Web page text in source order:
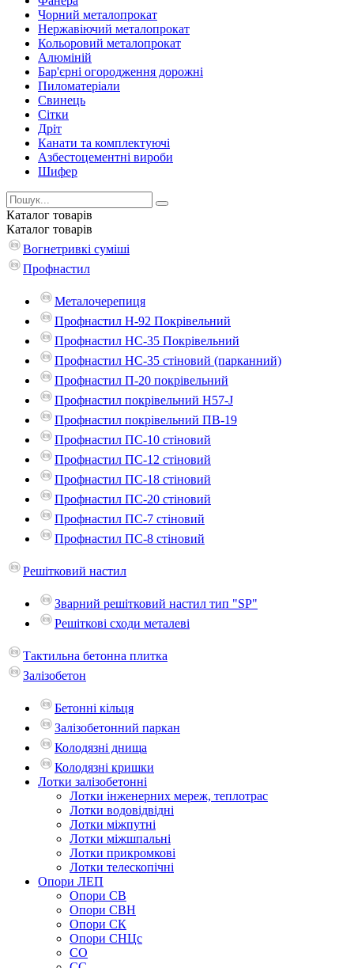
Чорний металопрокат
Нержавіючий металопрокат
Кольоровий металопрокат
Алюміній
Бар'єрні огородження дорожні
Пиломатеріали
Cвинець
Сітки
Дріт
Канати та комплектуючі
Азбестоцементні вироби
Шифер
Каталог товарів
Каталог товарів
Вогнетривкі суміші
Профнастил
Металочерепиця
Профнастил Н-92 Покрівельний
Профнастил НС-35 Покрівельний
Профнастил НС-35 стіновий (парканний)
Профнастил П-20 покрівельний
Профнастил покрівельний H57-J
Профнастил покрівельний ПВ-19
Профнастил ПС-10 стіновий
Профнастил ПС-12 стіновий
Профнастил ПС-18 стіновий
Профнастил ПС-20 стіновий
Профнастил ПС-7 стіновий
Профнастил ПС-8 стіновий
Решітковий настил
Зварний решітковий настил тип "SP"
Решіткові сходи металеві
Тактильна бетонна плитка
Залізобетон
Бетонні кільця
Залізобетонний паркан
Колодязні днища
Колодязні кришки
Лотки залізобетонні
Лотки інженерних мереж, теплотрас
Лотки водовідвідні
Лотки міжпутні
Лотки міжшпальні
Лотки прикромкові
Лотки телескопічні
Опори ЛЕП
Опори СВ
Опори СВН
Опори СК
Опори СНЦс
СО